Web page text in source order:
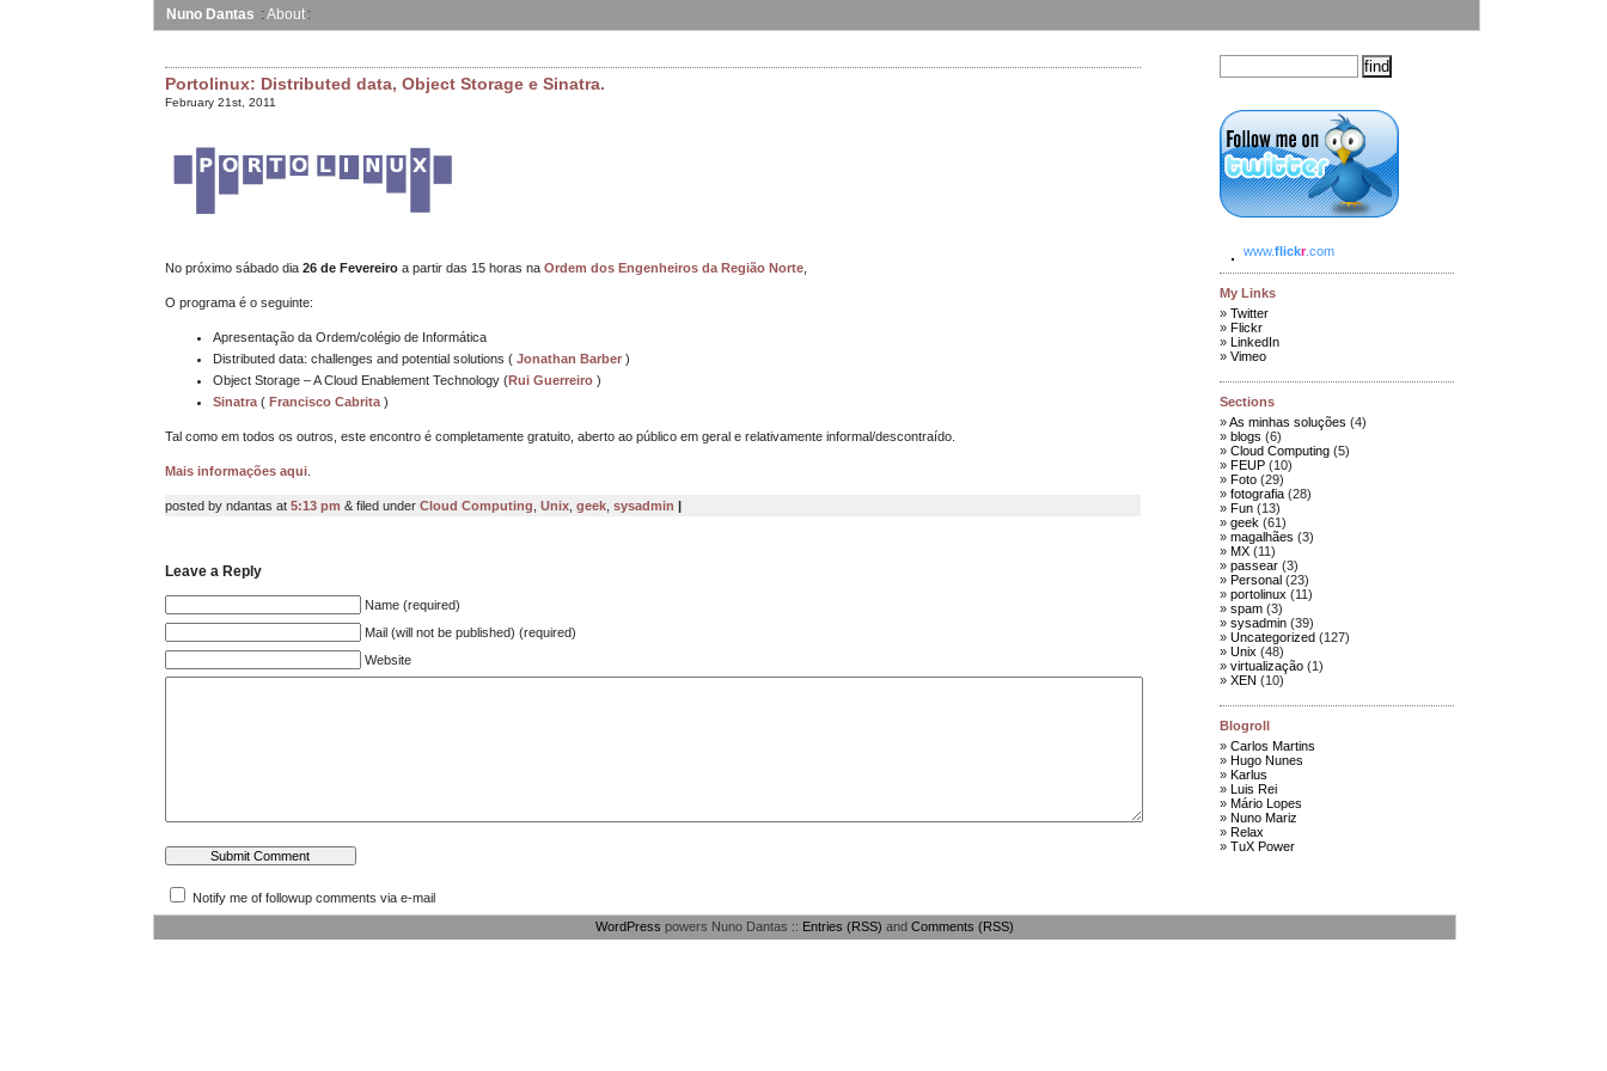
Nuno Dantas About
Portolinux: Distributed data, Object Storage e Sinatra.
February 21st, 2011
No próximo sábado dia 26de Fevereiroa partir das 15 horas na Ordem dos Engenheiros da Região Norte,
O programa é o seguinte:
Apresentação da Ordem/colégio de Informática
Distributed data: challenges and potential solutions ( Jonathan Barber)
Object Storage – A Cloud Enablement Technology (Rui Guerreiro)
Sinatra( Francisco Cabrita)
Tal como em todos os outros, este encontro é completamente gratuito, aberto ao público em geral e relativamente informal/descontraído.
Mais informações aqui.
posted by ndantas at 5:13 pm & filed under Cloud Computing Unix, geek, sysadmin |
Leave a Reply
Name (required)
Mail (will not be published) (required)
Website
Notify me of followup comments via e-mail
www.flickr.com
My Links
Twitter
Flickr
LinkedIn
Vimeo
Sections
As minhas soluções (4)
blogs (6)
Cloud Computing (5)
FEUP (10)
Foto (29)
fotografia (28)
Fun (13)
geek (61)
magalhães (3)
MX (11)
passear (3)
Personal (23)
portolinux (11)
spam (3)
sysadmin (39)
Uncategorized (127)
Unix (48)
virtualização (1)
XEN (10)
Blogroll
Carlos Martins
Hugo Nunes
Karlus
Luis Rei
Mário Lopes
Nuno Mariz
Relax
TuX Power
WordPress powers Nuno Dantas :: Entries (RSS) and Comments (RSS)